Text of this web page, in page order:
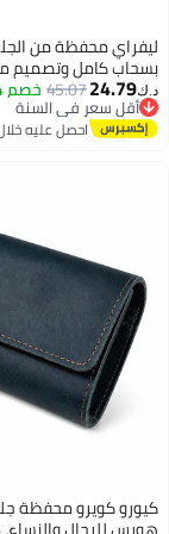
الجلد الطبيعي
مميز راست
خصم 44%
عليه خلال 14 - 15
جلد كريزي